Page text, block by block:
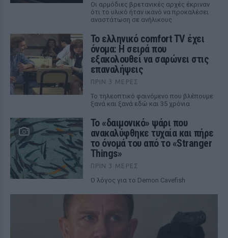
Οι αρμόδιες βρετανικές αρχές έκριναν
ότι το υλικό ήταν ικανό να προκαλέσει
αναστάτωση σε ανήλικους
Το ελληνικό comfort TV έχει
όνομα: Η σειρά που
εξακολουθεί να σαρώνει στις
επαναλήψεις
ΠΡΙΝ 3 ΜΈΡΕΣ
Το τηλεοπτικό φαινόμενο που βλέπουμε
ξανά και ξανά εδώ και 35 χρόνια
Το «δαιμονικό» ψάρι που
ανακαλύφθηκε τυχαία και πήρε
το όνομά του από το «Stranger
Things»
ΠΡΙΝ 3 ΜΈΡΕΣ
Ο λόγος για το Demon Cavefish